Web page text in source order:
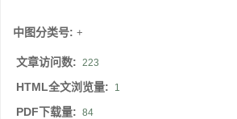
中图分类号: +
文章访问数: 223
HTML全文浏览量: 1
PDF下载量: 84